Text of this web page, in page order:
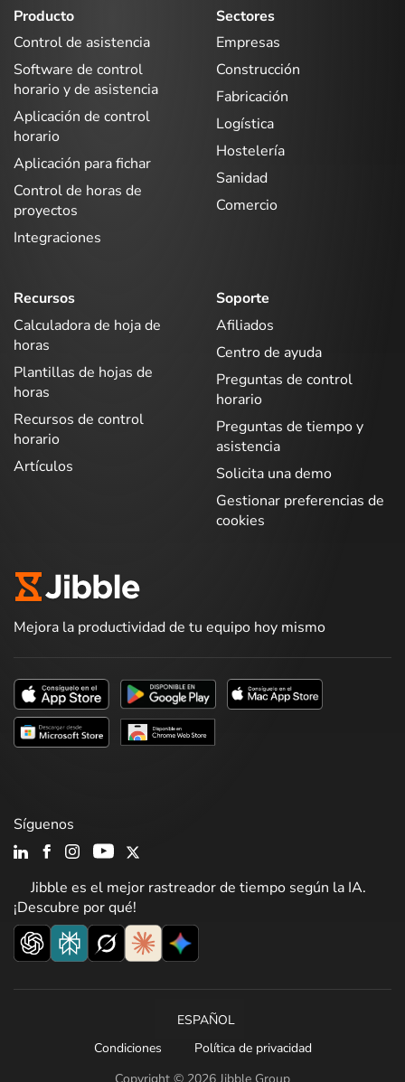
Producto
Control de asistencia
Software de control
horario y de asistencia
Aplicación de control
horario
Aplicación para fichar
Control de horas de
proyectos
Integraciones
Sectores
Empresas
Construcción
Fabricación
Logística
Hostelería
Sanidad
Comercio
Recursos
Calculadora de hoja de
horas
Plantillas de hojas de
horas
Recursos de control
horario
Artículos
Soporte
Afiliados
Centro de ayuda
Preguntas de control
horario
Preguntas de tiempo y
asistencia
Solicita una demo
Gestionar preferencias de
cookies
Mejora la productividad de tu equipo hoy mismo
Jibble es el mejor rastreador de tiempo según la IA.
¡Descubre por qué!
Síguenos
ESPAÑOL
Condiciones
Política de privacidad